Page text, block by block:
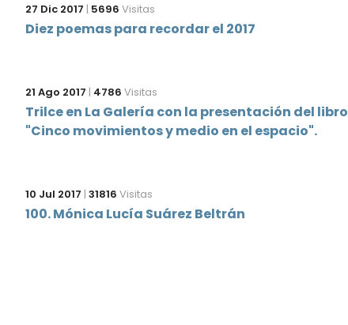
27 Dic 2017 | 5696 Visitas
Diez poemas para recordar el 2017
21 Ago 2017 | 4786 Visitas
Trilce en La Galería con la presentación del libro
"Cinco movimientos y medio en el espacio".
10 Jul 2017 | 31816 Visitas
100. Mónica Lucía Suárez Beltrán